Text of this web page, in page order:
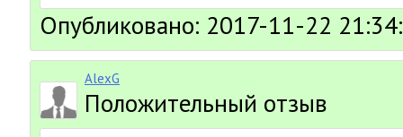
Опубликовано: 2017-11-22
AlexG
Положительный отзыв